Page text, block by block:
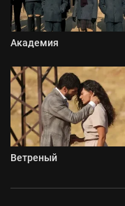
Академия
Ветреный